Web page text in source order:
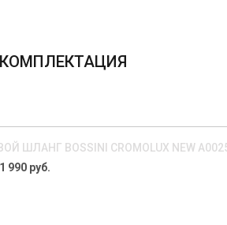
ШЛАНГ BOSSINI CROMOLUX NEW
990 руб.